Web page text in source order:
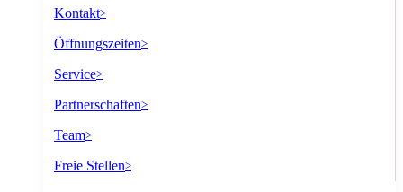
Kontakt>
Öffnungszeiten>
Service>
Partnerschaften>
Team>
Freie Stellen>